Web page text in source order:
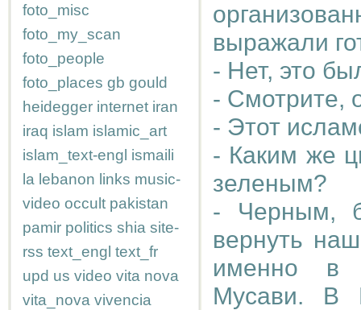
foto_misc
foto_my_scan
foto_people
foto_places gb gould
heidegger internet iran
iraq islam islamic_art
islam_text-engl ismaili
la lebanon links music-
video occult pakistan
pamir politics shia site-
rss text_engl text_fr
upd us video vita nova
vita_nova vivencia
выражали
- Нет, это
- Смотрите,
- Этот
- Каким же
зеленым?
- Черным,
вернуть
именно в
Мусави. В